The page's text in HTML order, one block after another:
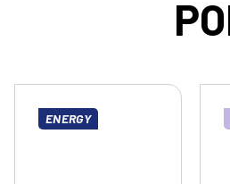
ENERGY